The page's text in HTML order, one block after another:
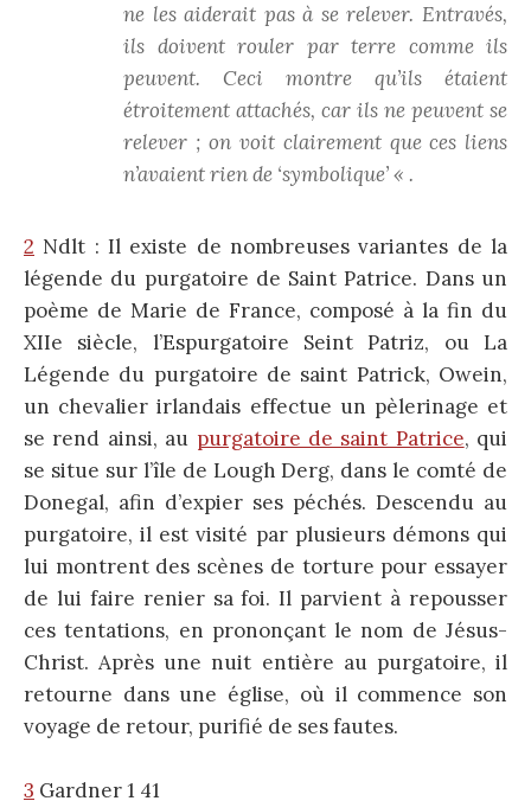
ne les aiderait pas à se relever. Entravés,
ils doivent rouler par terre comme ils
peuvent. Ceci montre qu’ils étaient
étroitement attachés, car ils ne peuvent se
relever ; on voit clairement que ces liens
n’avaient rien de ‘symbolique’ « .
2 Ndlt : Il existe de nombreuses variantes de la
légende du purgatoire de Saint Patrice. Dans un
poème de Marie de France, composé à la fin du
XIIe siècle, l’Espurgatoire Seint Patriz, ou La
Légende du purgatoire de saint Patrick, Owein,
un chevalier irlandais effectue un pèlerinage et
se rend ainsi, au purgatoire de saint Patrice, qui
se situe sur l’île de Lough Derg, dans le comté de
Donegal, afin d’expier ses péchés. Descendu au
purgatoire, il est visité par plusieurs démons qui
lui montrent des scènes de torture pour essayer
de lui faire renier sa foi. Il parvient à repousser
ces tentations, en prononçant le nom de Jésus-
Christ. Après une nuit entière au purgatoire, il
retourne dans une église, où il commence son
voyage de retour, purifié de ses fautes.
3 Gardner 1 41